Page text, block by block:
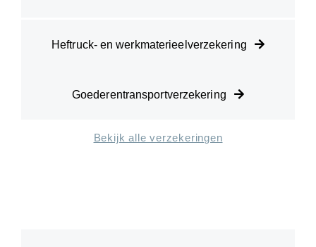
Heftruck- en werkmaterieelverzekering
Goederentransportverzekering
Bekijk alle verzekeringen